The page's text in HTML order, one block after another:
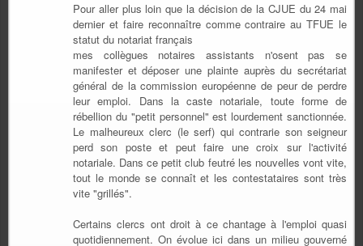
Pour aller plus loin que la décision de la CJUE du 24 mai
dernier et faire reconnaître comme contraire au TFUE le
statut du notariat français
mes collègues notaires assistants n'osent pas se
manifester et déposer une plainte auprès du secrétariat
général de la commission européenne de peur de perdre
leur emploi. Dans la caste notariale, toute forme de
rébellion du "petit personnel" est lourdement sanctionnée.
Le malheureux clerc (le serf) qui contrarie son seigneur
perd son poste et peut faire une croix sur l'activité
notariale. Dans ce petit club feutré les nouvelles vont vite,
tout le monde se connaît et les contestataires sont très
vite "grillés".
Certains clercs ont droit à ce chantage à l'emploi quasi
quotidiennement. On évolue ici dans un milieu gouverné